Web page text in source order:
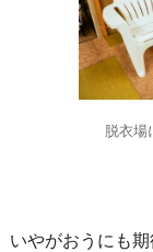
脱衣場
いやがおうにも